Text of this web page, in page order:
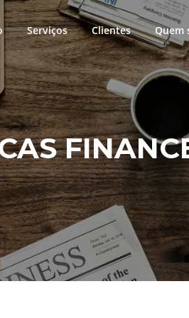
Serviços Clientes Quem